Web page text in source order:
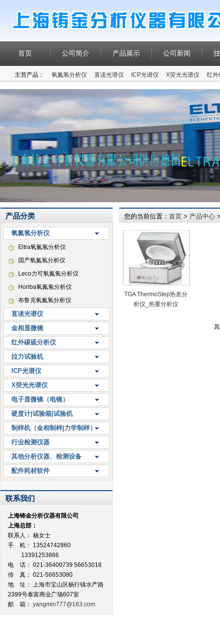
首页 公司简介 产品展示 公司新闻
主营产品： 氧氮氢分析仪 直读光谱仪 ICP光谱仪 X荧光光谱仪 红外
产品分类
氧氮氢分析仪
Eltra氧氮氢分析仪
国产氧氮氢分析仪
Leco力可氧氮氢分析仪
Horiba氧氮氢分析仪
布鲁克氧氮氢分析仪
直读光谱仪
金相显微镜
红外碳硫分析仪
拉力试验机
ICP光谱仪
X荧光光谱仪
电子显微镜（电镜）
硬度计|试验箱|试验机
制样机（金相制样|力学制样）
行业检测仪器
其他分析仪器、检测设备
配件耗材软件
联系我们
上海铸金分析仪器有限公司
上海总部：
联系人： 杨女士
手 机： 13524742860
13391253866
电 话： 021-36400739 56653018
传 真： 021-56653080
地 址： 上海市宝山区杨行镇水产路
2399号泰富商业广场607室
邮 箱： yangmin777@163.com
您的当前位置： 首页 > 产品中心
TGA ThermoStep热差分
析仪_热重分析仪